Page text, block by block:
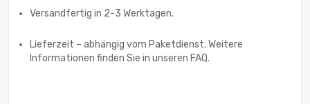
Versandfertig in 2-3 Werktagen.
Lieferzeit – abhängig vom Paketdienst. Weitere
Informationen finden Sie in unseren FAQ.